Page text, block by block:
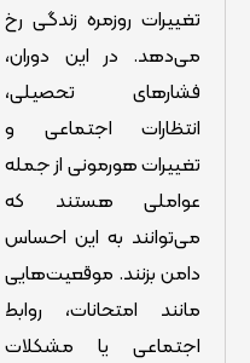
تغییرات روزمره زندگی رخ
می‌دهد. در این دوران،
فشارهای تحصیلی،
انتظارات اجتماعی و
تغییرات هورمونی از جمله
عواملی هستند که
می‌توانند به این احساس
دامن بزنند. موقعیت‌هایی
مانند امتحانات، روابط
اجتماعی یا مشکلات